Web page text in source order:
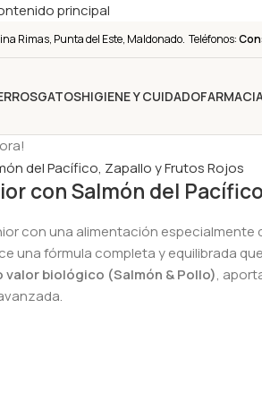
principal
Rimas, Punta del Este, Maldonado. Teléfonos:
GATOSHIGIENE Y CUIDADO
con Salmón del
con una alimentación
una fórmula completa y equilibrada
valor biológico (Salmón & Pollo),